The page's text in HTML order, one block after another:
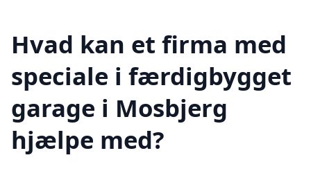
Hvad kan et firma med
speciale i færdigbygget
garage i Mosbjerg
hjælpe med?